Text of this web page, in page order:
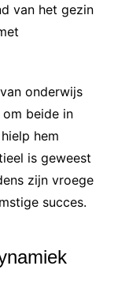
van het gezin
onderwijs
beide in
hem
is geweest
zijn vroege
succes.